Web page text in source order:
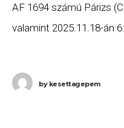
AF 1694 számú Párizs
valamint 2025.11.18-án
bykesettagepem